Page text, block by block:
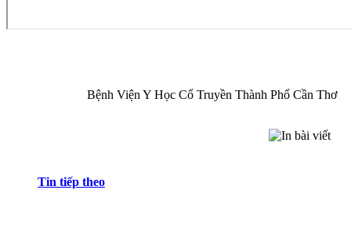
Bệnh Viện Y Học Cổ Truyền Thành Phố Cần Thơ
Tin tiếp theo